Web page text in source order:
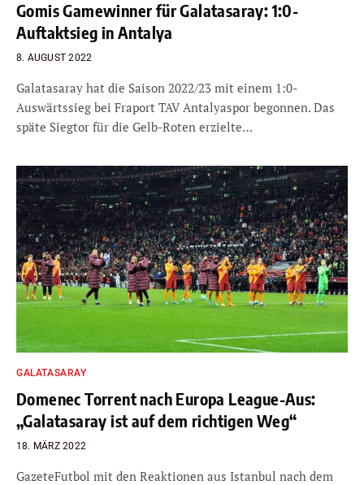
Gomis Gamewinner für Galatasaray: 1:0-
Auftaktsieg in Antalya
8. AUGUST 2022
Galatasaray hat die Saison 2022/23 mit einem 1:0-
Auswärtssieg bei Fraport TAV Antalyaspor begonnen. Das
späte Siegtor für die Gelb-Roten erzielte…
GALATASARAY
Domenec Torrent nach Europa League-Aus:
„Galatasaray ist auf dem richtigen Weg“
18. MÄRZ 2022
GazeteFutbol mit den Reaktionen aus Istanbul nach dem